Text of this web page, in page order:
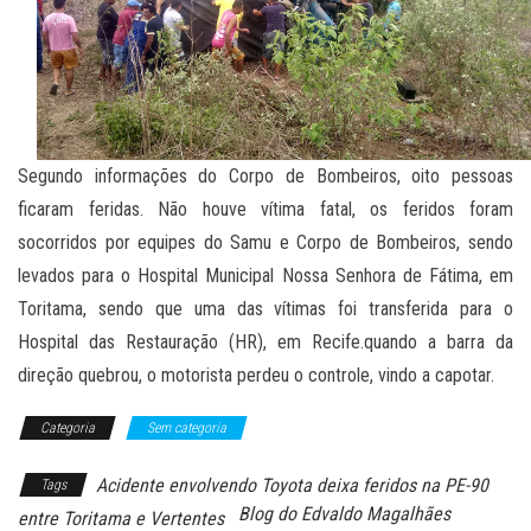
Segundo informações do Corpo de Bombeiros, oito pessoas
ficaram feridas. Não houve vítima fatal, os feridos foram
socorridos por equipes do Samu e Corpo de Bombeiros, sendo
levados para o Hospital Municipal Nossa Senhora de Fátima, em
Toritama, sendo que uma das vítimas foi transferida para o
Hospital das Restauração (HR), em Recife.quando a barra da
direção quebrou, o motorista perdeu o controle, vindo a capotar.
Categoria Sem categoria
Tags
Acidente envolvendo Toyota deixa feridos na PE-90
entre Toritama e Vertentes
Blog do Edvaldo Magalhães